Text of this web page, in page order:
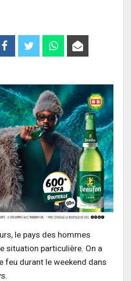
le pays des hommes
situation particulière. On a
feu durant le weekend dans